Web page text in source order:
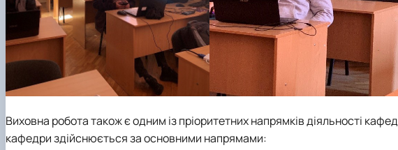
Виховна робота також є одним із пріоритетних напрямків діяльності
кафедри здійснюється за основними напрямами: